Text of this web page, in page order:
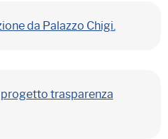
da Palazzo Chigi.
progetto trasparenza